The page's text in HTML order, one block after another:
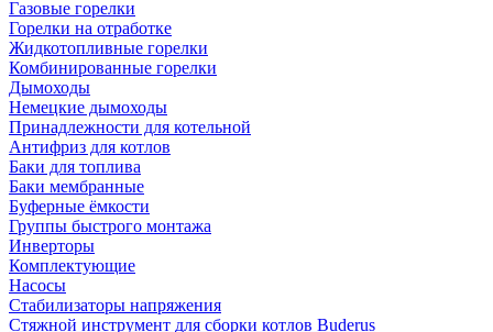
Газовые горелки
Горелки на отработке
Жидкотопливные горелки
Комбинированные горелки
Дымоходы
Немецкие дымоходы
Принадлежности для котельной
Антифриз для котлов
Баки для топлива
Баки мембранные
Буферные ёмкости
Группы быстрого монтажа
Инверторы
Комплектующие
Насосы
Стабилизаторы напряжения
Стяжной инструмент для сборки котлов Buderus